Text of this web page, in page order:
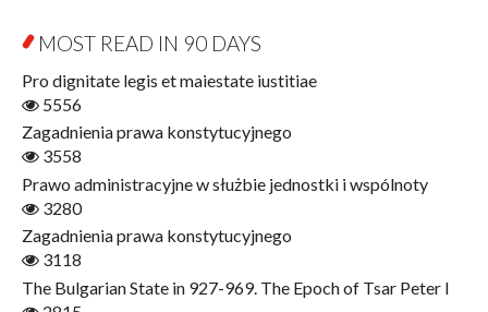
Open Access
Film! Scholars
Finance
Gerontology
Literary Interpretations
Jerzy Giedroyc and...
Jerzy Giedroyc and Witnesses of History
Winter of Life?
MOST READ IN 90 DAYS
Pro dignitate legis et maiestate iustitiae
5556
Zagadnienia prawa konstytucyjnego
3558
Prawo administracyjne w służbie jednostki i wspólnoty
3280
Zagadnienia prawa konstytucyjnego
3118
The Bulgarian State in 927-969. The Epoch of Tsar Peter I